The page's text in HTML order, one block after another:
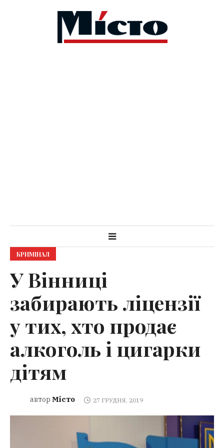
КРИМІНАЛ
У Вінниці
забирають ліцензії
у тих, хто продає
алкоголь і цигарки
дітям
автор Місто 27 ГРУДНЯ, 2019